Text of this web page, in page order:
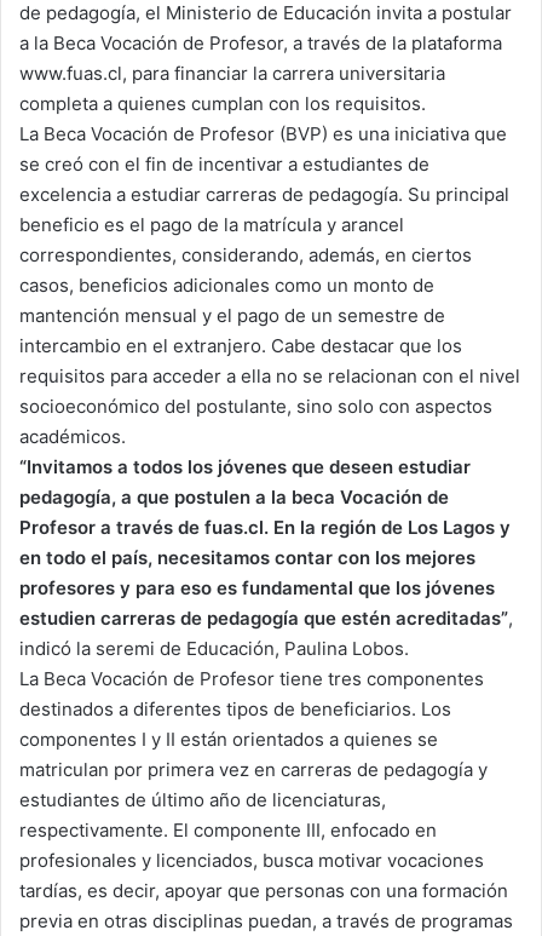
de pedagogía, el Ministerio de Educación invita a postular
a la Beca Vocación de Profesor, a través de la plataforma
www.fuas.cl, para financiar la carrera universitaria
completa a quienes cumplan con los requisitos.
La Beca Vocación de Profesor (BVP) es una iniciativa que
se creó con el fin de incentivar a estudiantes de
excelencia a estudiar carreras de pedagogía. Su principal
beneficio es el pago de la matrícula y arancel
correspondientes, considerando, además, en ciertos
casos, beneficios adicionales como un monto de
mantención mensual y el pago de un semestre de
intercambio en el extranjero. Cabe destacar que los
requisitos para acceder a ella no se relacionan con el nivel
socioeconómico del postulante, sino solo con aspectos
académicos.
“Invitamos a todos los jóvenes que deseen estudiar
pedagogía, a que postulen a la beca Vocación de
Profesor a través de fuas.cl. En la región de Los Lagos y
en todo el país, necesitamos contar con los mejores
profesores y para eso es fundamental que los jóvenes
estudien carreras de pedagogía que estén acreditadas”,
indicó la seremi de Educación, Paulina Lobos.
La Beca Vocación de Profesor tiene tres componentes
destinados a diferentes tipos de beneficiarios. Los
componentes I y II están orientados a quienes se
matriculan por primera vez en carreras de pedagogía y
estudiantes de último año de licenciaturas,
respectivamente. El componente III, enfocado en
profesionales y licenciados, busca motivar vocaciones
tardías, es decir, apoyar que personas con una formación
previa en otras disciplinas puedan, a través de programas